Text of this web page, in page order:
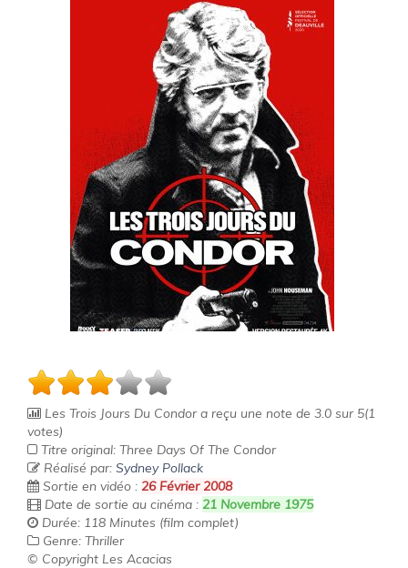
Les Trois Jours Du Condora reçu une note de 3.0 sur 5(1
votes)
Titre original: Three Days Of The Condor
Réalisé par: Sydney Pollack
Sortie en vidéo : 26 Février 2008
Date de sortie au cinéma : 21 Novembre 1975
Durée: 118 Minutes (film complet)
Genre: Thriller
© Copyright Les Acacias